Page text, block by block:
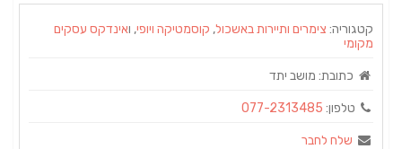
קטגוריה: צימרים ותיירות באשכול, קוסמטיקה ויופי, ואינדקס עסקים
מקומי
כתובת: מושב יתד
טלפון: 077-2313485
שלח לחבר